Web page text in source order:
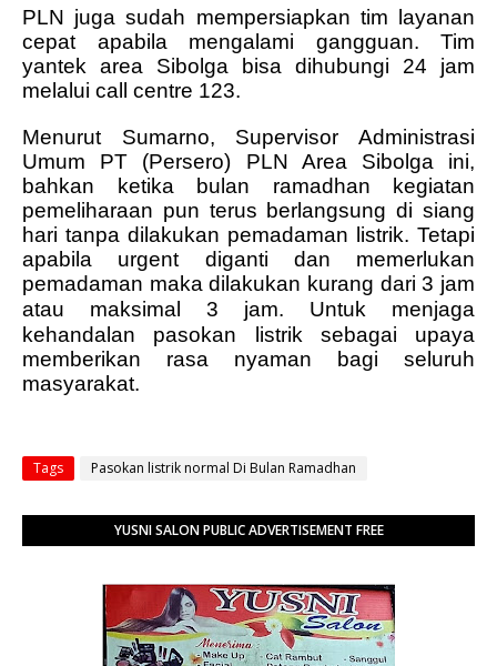
PLN juga sudah mempersiapkan tim layanan
cepat apabila mengalami gangguan. Tim
yantek area Sibolga bisa dihubungi 24 jam
melalui call centre 123.
Menurut Sumarno, Supervisor Administrasi
Umum PT (Persero) PLN Area Sibolga ini,
bahkan ketika bulan ramadhan kegiatan
pemeliharaan pun terus berlangsung di siang
hari tanpa dilakukan pemadaman listrik. Tetapi
apabila urgent diganti dan memerlukan
pemadaman maka dilakukan kurang dari 3 jam
atau maksimal 3 jam. Untuk menjaga
kehandalan pasokan listrik sebagai upaya
memberikan rasa nyaman bagi seluruh
masyarakat.
Tags Pasokan listrik normal Di Bulan Ramadhan
YUSNI SALON PUBLIC ADVERTISEMENT FREE